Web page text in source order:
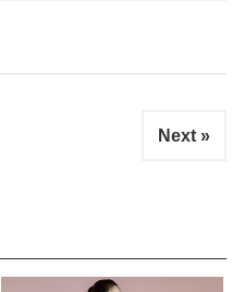
Next »